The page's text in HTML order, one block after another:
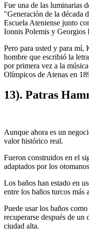
Fue una de las luminarias
"Generación de la década
Escuela Ateniense junto
Ionnis Polemis y Georgios
Pero para usted y para mí,
hombre que escribió la
por primera vez a la
Olímpicos de Atenas en
13). Patras
Aunque ahora es un
valor histórico real.
Fueron construidos en el
adaptados por los
Los baños han estado en
entre los baños turcos más
Puede usar los baños
recuperarse después de un
ciudad alta.